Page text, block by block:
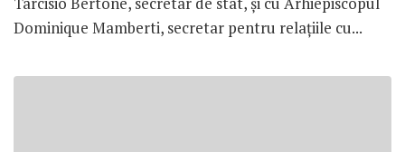
Dominique Mamberti, secretar pentru relaţiile cu...